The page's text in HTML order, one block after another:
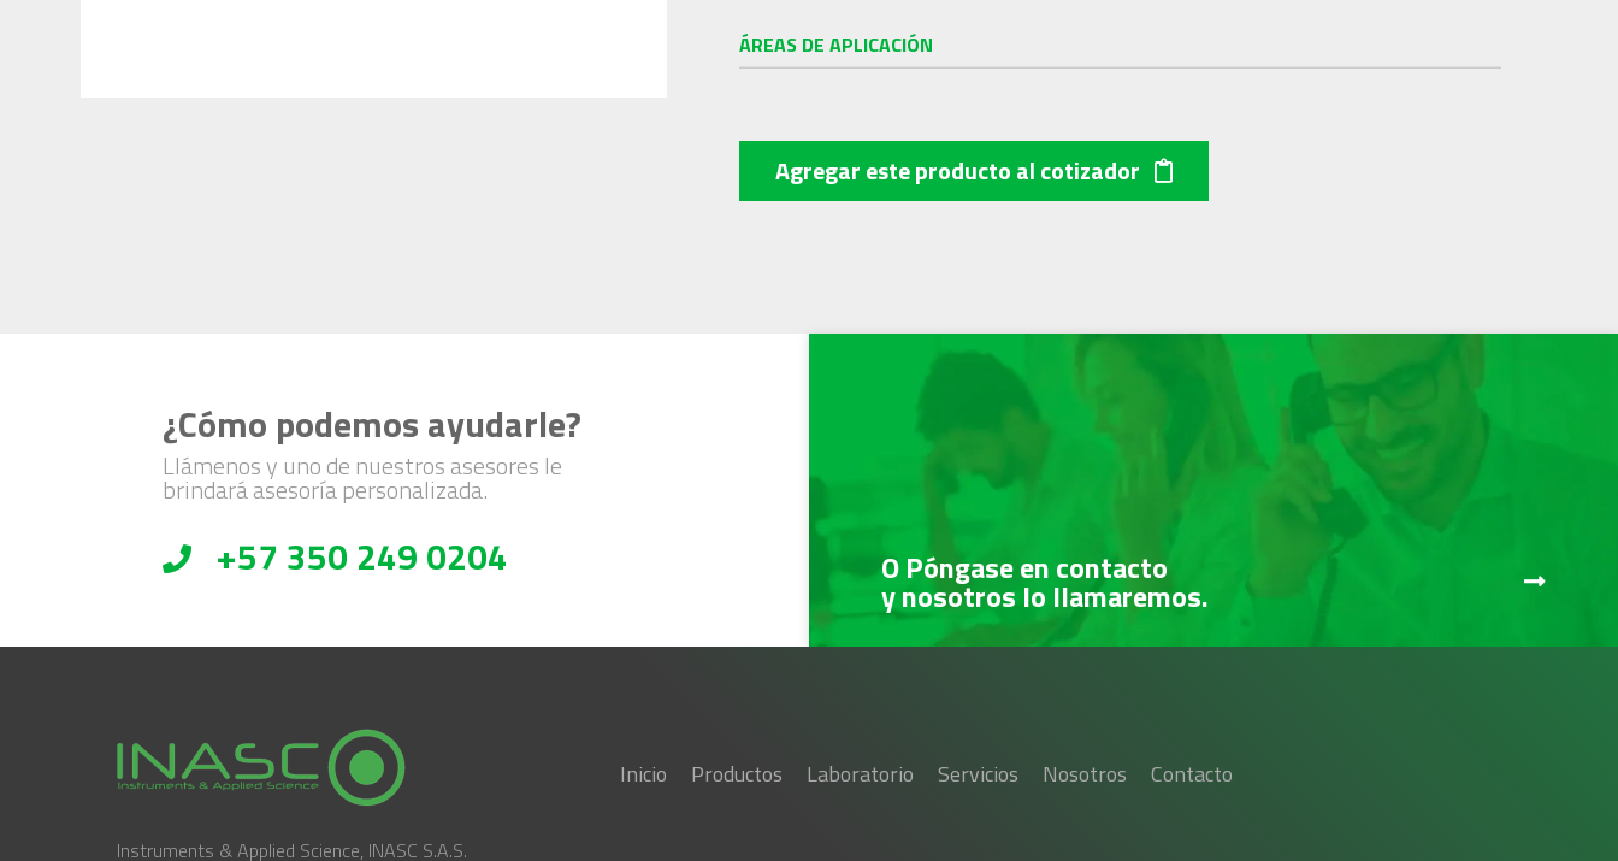
ÁREAS DE APLICACIÓN
Agregar este productoal cotizador
¿Cómo podemos ayudarle?
Llámenos y uno de nuestros asesores le
brindará asesoría personalizada.
+57 350 249 0204 O Póngase en contacto
y nosotros lo llamaremos.
Instruments & Applied Science, INASC S.A.S.
Inicio Productos Laboratorio Servicios Nosotros Contacto